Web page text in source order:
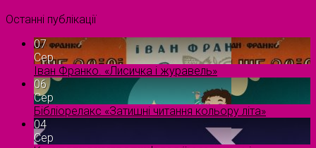
Останні публікації
07
Сер
Іван Франко. «Лисичка і журавель»
06
Сер
Бібліорелакс «Затишні читання кольору літа»
04
Сер